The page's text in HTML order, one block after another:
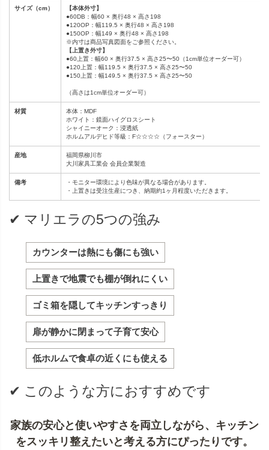
サイズ（cm）
【本体外寸】
●60DB：幅60 × 奥行48 × 高さ198
●120OP：幅119.5 × 奥行48 × 高さ198
●150OP：幅149 × 奥行48 × 高さ198
※内寸は商品写真図面をご参照ください。
【上置き外寸】
●60上置：幅60 × 奥行37.5 × 高さ25〜50（1cm単位オーダー可）
●120上置：幅119.5 × 奥行37.5 × 高さ25〜50
●150上置：幅149.5 × 奥行37.5 × 高さ25〜50
（高さは1cm単位オーダー可）
材質
本体：MDF
ホワイト：鏡面ハイグロスシート
シャイニーオーク：浸透紙
ホルムアルデヒド等級：F☆☆☆☆（フォースター）
産地
福岡県柳川市
大川家具工業会 会員企業製造
備考
・モニター環境により色味が異なる場合があります。
・上置きは受注生産につき、納期約1ヶ月程度いただきます。
✔ マリエラの5つの強み
カウンターは熱にも傷にも強い
上置きで地震でも棚が倒れにくい
ゴミ箱を隠してキッチンすっきり
扉が静かに閉まって子育て安心
低ホルムで食卓の近くにも使える
✔ このような方におすすめです
家族の安心と使いやすさを両立しながら、キッチン
をスッキリ整えたいと考える方にぴったりです。